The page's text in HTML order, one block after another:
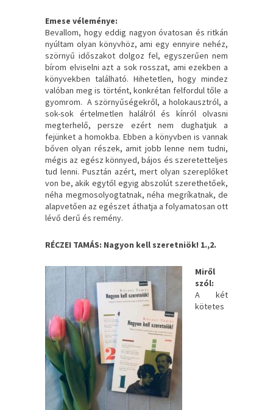
Emese véleménye:
Bevallom, hogy eddig nagyon óvatosan és ritkán
nyúltam olyan könyvhöz, ami egy ennyire nehéz,
szörnyű időszakot dolgoz fel, egyszerűen nem
bírom elviselni azt a sok rosszat, ami ezekben a
könyvekben található. Hihetetlen, hogy mindez
valóban meg is történt, konkrétan felfordul tőle a
gyomrom. A szörnyűségekről, a holokausztról, a
sok-sok értelmetlen halálról és kínról olvasni
megterhelő, persze ezért nem dughatjuk a
fejünket a homokba. Ebben a könyvben is vannak
bőven olyan részek, amit jobb lenne nem tudni,
mégis az egész könnyed, bájos és szeretetteljes
tud lenni. Pusztán azért, mert olyan szereplőket
von be, akik egytől egyig abszolút szerethetőek,
néha megmosolyogtatnak, néha megríkatnak, de
alapvetően az egészet áthatja a folyamatosan ott
lévő derű és remény.
RÉCZEI TAMÁS: Nagyon kell szeretniök! 1.,2.
Miről
szól:
A két
kötetes